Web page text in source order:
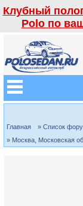
Клубный
Polo по
Главная » Список
» Москва, Московская